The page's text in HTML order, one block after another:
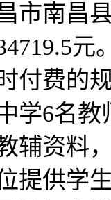
市南昌
付费的
学6名
辅资料
提供学